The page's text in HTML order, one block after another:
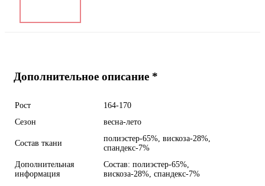
Дополнительное описание *
Рост
164-170
Сезон
весна-лето
Состав ткани
полиэстер-65%, вискоза-28%,
спандекс-7%
Дополнительная
информация
Состав: полиэстер-65%,
вискоза-28%, спандекс-7%